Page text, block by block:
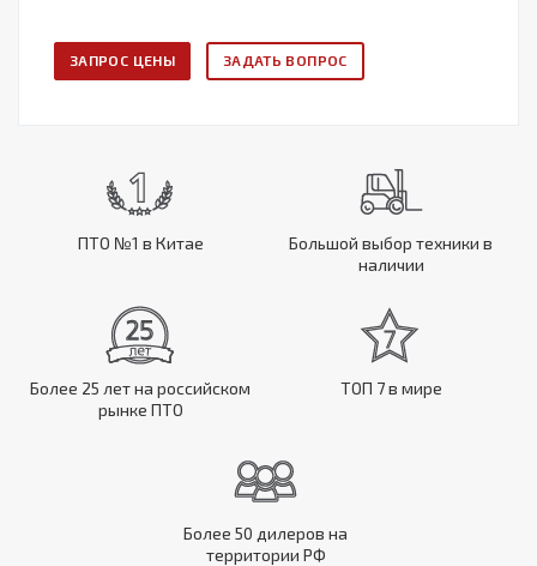
ЗАПРОС ЦЕНЫ ЗАДАТЬ ВОПРОС
ПТО №1 в Китае
Большой выбор техники в
наличии
Более 25 лет на российском
рынке ПТО
ТОП 7 в мире
Более 50 дилеров на
территории РФ